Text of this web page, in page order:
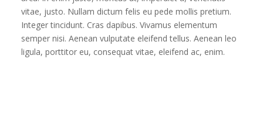
vitae, justo. Nullam dictum felis eu pede mollis pretium.
Integer tincidunt. Cras dapibus. Vivamus elementum
semper nisi. Aenean vulputate eleifend tellus. Aenean leo
ligula, porttitor eu, consequat vitae, eleifend ac, enim.